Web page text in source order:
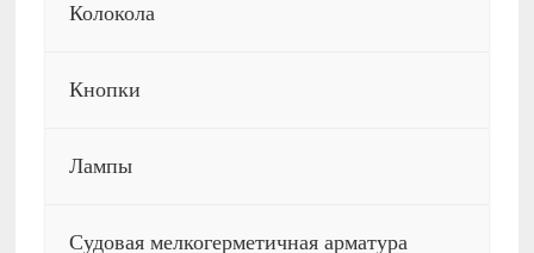
Колокола
Кнопки
Лампы
Судовая мелкогерметичная арматура